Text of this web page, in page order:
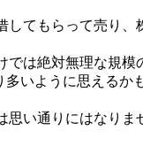
てもらって売り
は絶対無理な規模
いように思える
い通りにはなり